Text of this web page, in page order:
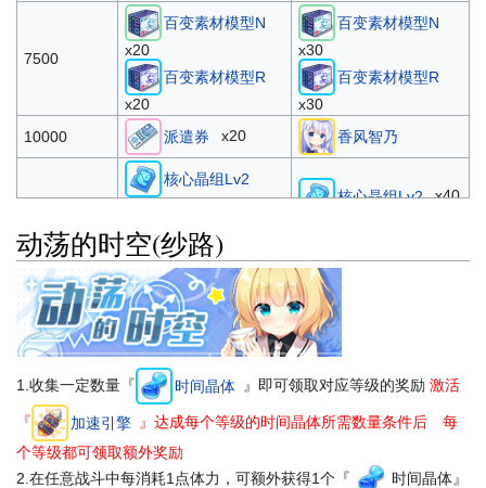
7500
百变素材模型N
x20
百变素材模型R
x20
百变素材模型N
x30
百变素材模型R
x30
10000
派遣券 x20 香风智乃
核心晶组Lv2
技能模组Lv2
x30
核心晶组Lv2 x40
20000
原初圣器遗物箱
x2
香风智乃
体力 x1000
金币 x5000
体力
金币 x10000
30000 香风智乃 香风智乃
百变素材模型SR
百变素材模型SR
动荡的时空(纱路)
1.收集一定数量『 时间晶体 』即可领取对应等级的奖励 激活
『 加速引擎
』达成每个等级的时间晶体所需数量条件后 每
个等级都可领取额外奖励
2.在任意战斗中每消耗1点体力，可额外获得1个『
时间晶体』